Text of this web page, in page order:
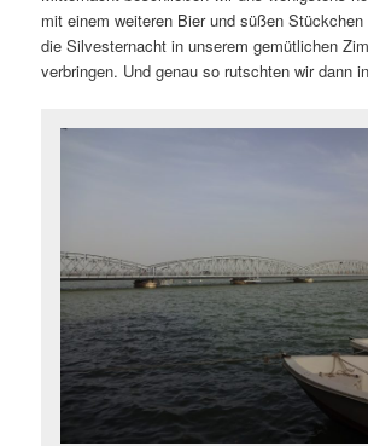
mit einem weiteren Bier und süßen
die Silvesternacht in unserem gemütlichen
verbringen. Und genau so rutschten wir dann